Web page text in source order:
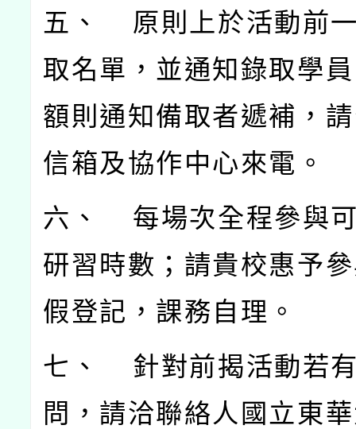
五、 原則上於活動前
取名單，並通知錄取學
額則通知備取者遞補，
信箱及協作中心來電。
六、 每場次全程參與
研習時數；請貴校惠予
假登記，課務自理。
七、 針對前揭活動若
問，請洽聯絡人國立東